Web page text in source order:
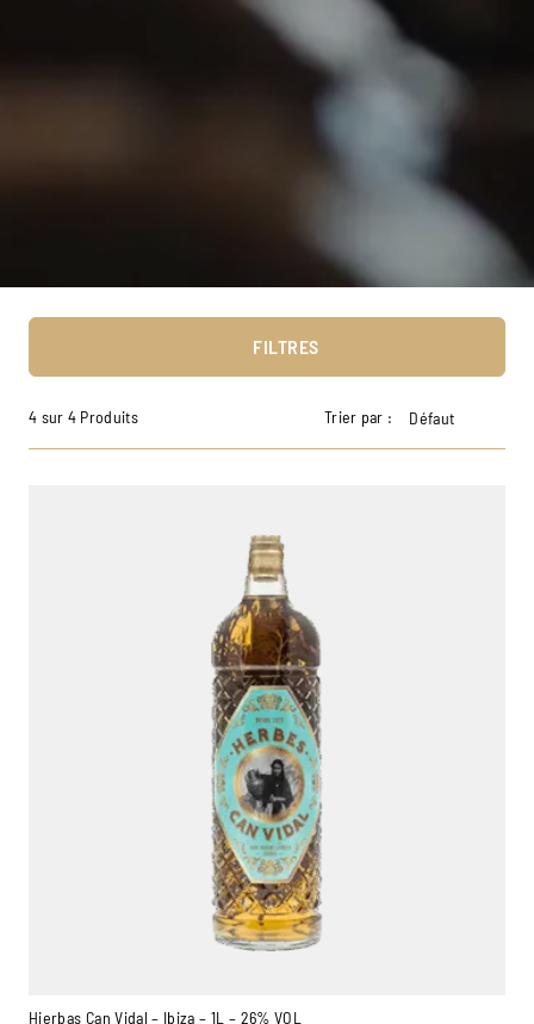
FILTRES
4 sur 4 Produits Trier par : Défaut
Hierbas Can Vidal – Ibiza – 1L – 26% VOL